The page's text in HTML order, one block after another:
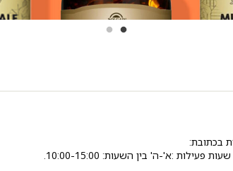
בכתובת:
שעות פעילות :א'-ה' בין השעות: 10:00-15:00.